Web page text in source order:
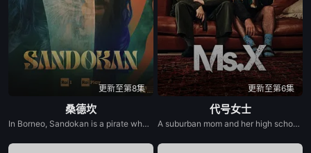
更新至第8集
桑德坎
In Borneo, Sandokan is a pirate who lives by the day: he fights only for himself and his crew. But his life changes when he meets Marianne, the beautiful daughter of the British consul in Labuan. It is the beginning of an impossible love affair between two similar souls.
更新至第6集
代号女士
A suburban mom and her high school friend plot to frighten her unfaithful husband straight, but their scheme spirals into murder, trapping her between law enforcement, drug lords, and ruthless PTA moms.